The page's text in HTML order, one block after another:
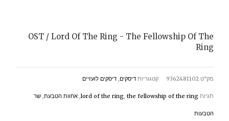
Ring
The
Fellowship
Of
OST / Lord Of The Ring - The Fellowship Of The
Ring
מק"ט 9362481102 קטגוריות דיסקים, דיסקים לועזיים
תגיות lord of the ring, the fellowship of the ring
, אחוות הטבעת, שר
הטבעות